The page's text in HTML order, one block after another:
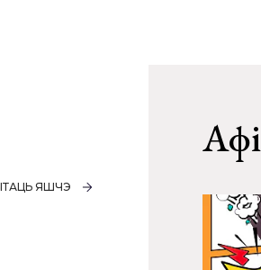
ЯШЧЭ